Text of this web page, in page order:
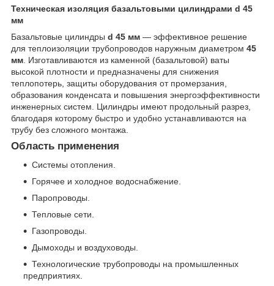
Техническая изоляция базальтовыми цилиндрами d 45
мм
Базальтовые цилиндры d 45 мм — эффективное решение
для теплоизоляции трубопроводов наружным диаметром 45
мм . Изготавливаются из каменной (базальтовой) ваты
высокой плотности и предназначены для снижения
теплопотерь, защиты оборудования от промерзания,
образования конденсата и повышения энергоэффективности
инженерных систем. Цилиндры имеют продольный разрез,
благодаря которому быстро и удобно устанавливаются на
трубу без сложного монтажа.
Область применения
Системы отопления.
Горячее и холодное водоснабжение.
Паропроводы.
Тепловые сети.
Газопроводы.
Дымоходы и воздуховоды.
Технологические трубопроводы на промышленных
предприятиях.